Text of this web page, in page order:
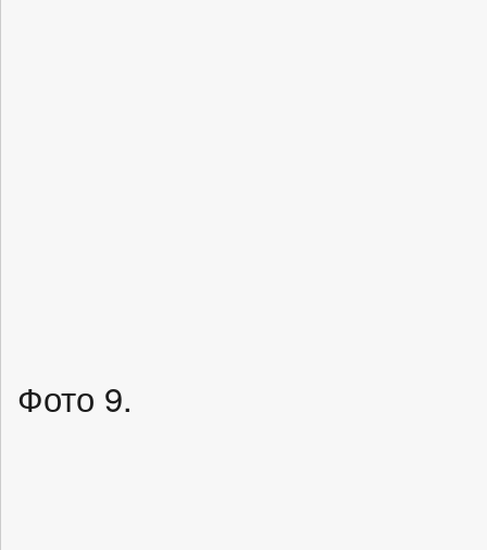
Фото 9.